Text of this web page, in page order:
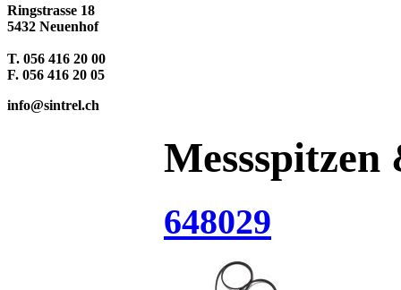
Ringstrasse 18
5432 Neuenhof
T. 056 416 20 00
F. 056 416 20 05
info@sintrel.ch
Messspitzen
648029